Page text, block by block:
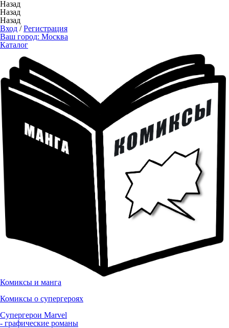
Назад
Назад
Назад
Вход /Регистрация
Ваш город: Москва
Каталог
Комиксы и манга
Комиксы о супергероях
Супергерои Marvel
- графические романы